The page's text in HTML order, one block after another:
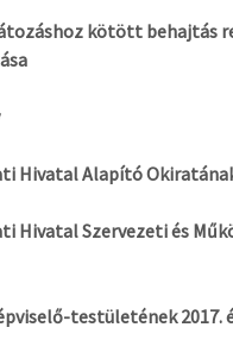
kötött behajtás
Hivatal Alapító
Hivatal Szervezeti és
testületének 2017.